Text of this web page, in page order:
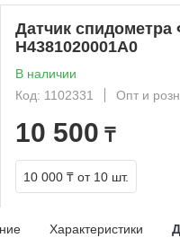
Датчик спидометра
H4381020001A0
В наличии
Код: 1102331
Опт и
10 500 ₸
10 000 ₸ от 10 шт.
Характеристики